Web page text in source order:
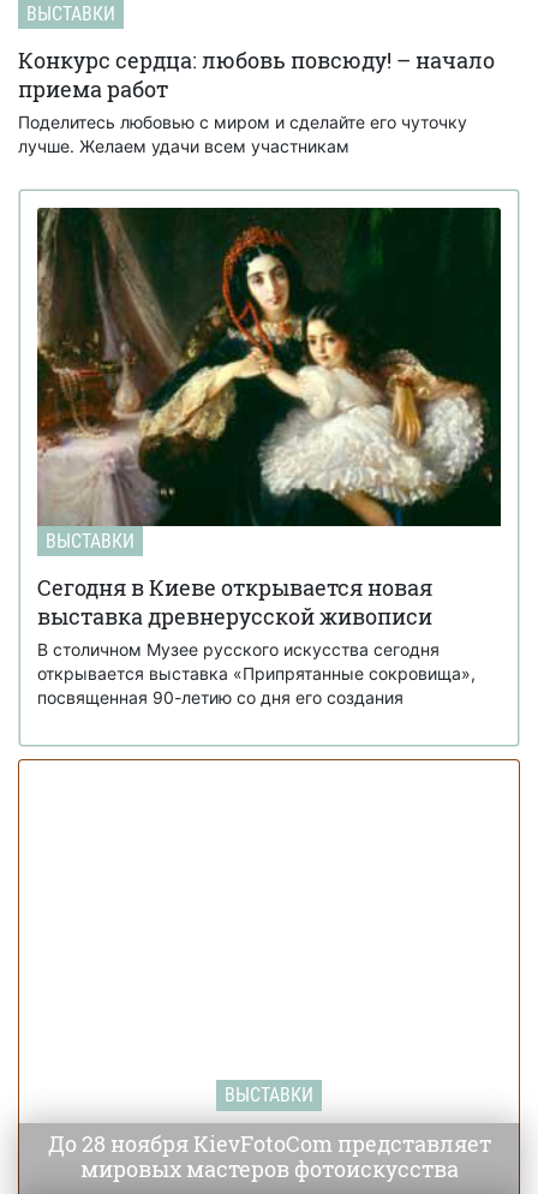
ВЫСТАВКИ
Конкурс сердца: любовь повсюду! – начало
приема работ
Поделитесь любовью с миром и сделайте его чуточку
лучше. Желаем удачи всем участникам
ВЫСТАВКИ
Сегодня в Киеве открывается новая
выставка древнерусской живописи
В столичном Музее русского искусства сегодня
открывается выставка «Припрятанные сокровища»,
посвященная 90-летию со дня его создания
ВЫСТАВКИ
До 28 ноября KievFotoCom представляет
мировых мастеров фотоискусства